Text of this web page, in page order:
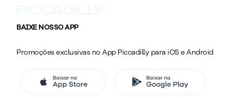
BAIXE NOSSO APP
Promoções exclusivas no App Piccadilly para iOS e Android